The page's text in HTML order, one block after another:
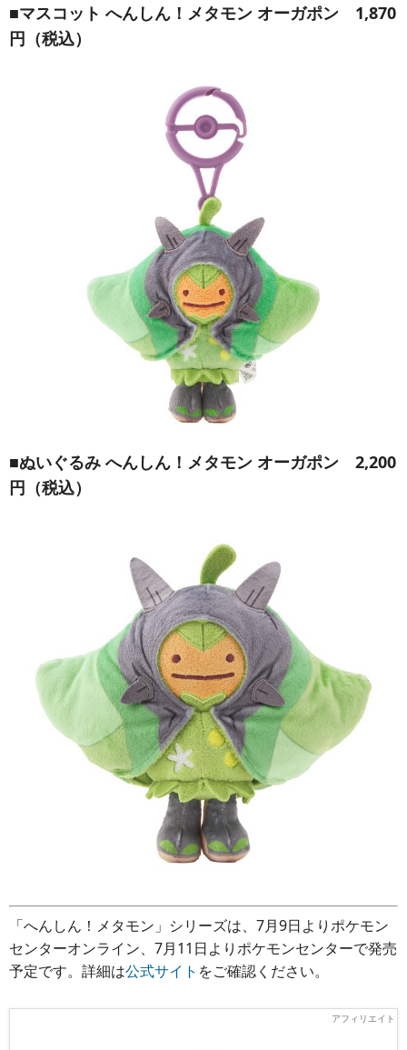
■マスコット へんしん！メタモン オーガポン 1,870
円（税込）
■ぬいぐるみ へんしん！メタモン オーガポン 2,200
円（税込）
「へんしん！メタモン」シリーズは、7月9日よりポケモン
センターオンライン、7月11日よりポケモンセンターで発売
予定です。詳細は公式サイト をご確認ください。